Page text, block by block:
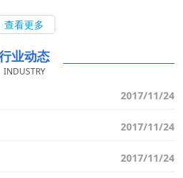
及高校合作，形成了专业技术团队和
有几十项核心技术发明专利，多项专利
生了显著提升与突破，获得行业重点
查看更多
业动态
INDUSTRY
2017/11/24
2017/11/24
2017/11/24